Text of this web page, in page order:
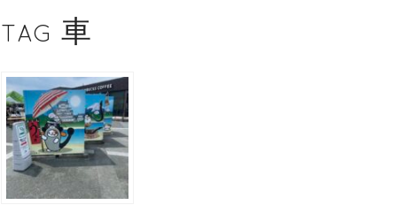
TAG 車